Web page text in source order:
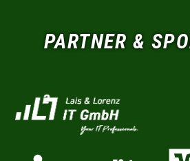
PARTNER &